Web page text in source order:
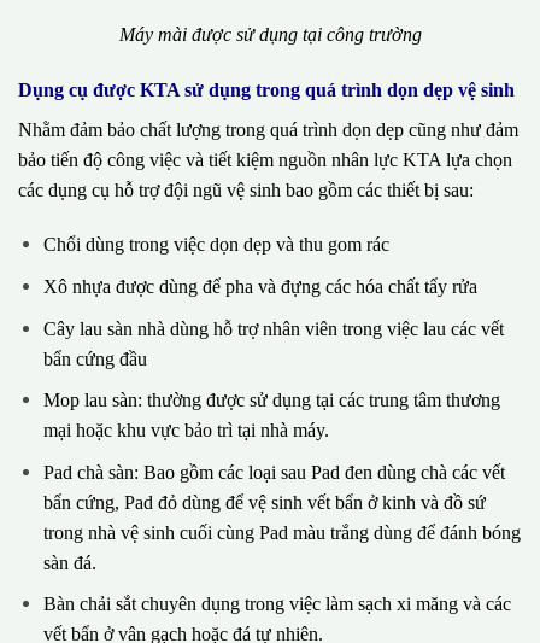
Máy mài được sử dụng tại công trường
Dụng cụ được KTA sử dụng trong quá trình dọn dẹp vệ sinh
Nhằm đảm bảo chất lượng trong quá trình dọn dẹp cũng như đảm
bảo tiến độ công việc và tiết kiệm nguồn nhân lực KTA lựa chọn
các dụng cụ hỗ trợ đội ngũ vệ sinh bao gồm các thiết bị sau:
Chổi dùng trong việc dọn dẹp và thu gom rác
Xô nhựa được dùng để pha và đựng các hóa chất tẩy rửa
Cây lau sàn nhà dùng hỗ trợ nhân viên trong việc lau các vết
bẩn cứng đầu
Mop lau sàn: thường được sử dụng tại các trung tâm thương
mại hoặc khu vực bảo trì tại nhà máy.
Pad chà sàn: Bao gồm các loại sau Pad đen dùng chà các vết
bẩn cứng, Pad đỏ dùng để vệ sinh vết bẩn ở kinh và đồ sứ
trong nhà vệ sinh cuối cùng Pad màu trắng dùng để đánh bóng
sàn đá.
Bàn chải sắt chuyên dụng trong việc làm sạch xi măng và các
vết bẩn ở vân gạch hoặc đá tự nhiên.